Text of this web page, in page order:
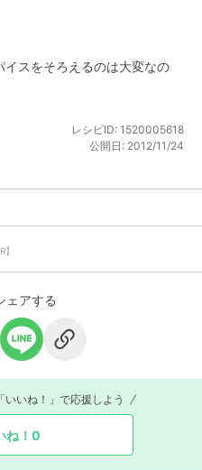
イスをそろえるのは大変なの
レシピID: 1520005618
公開日: 2012/11/24
】
ェアする
いね！」で応援しよう
ね！ 0